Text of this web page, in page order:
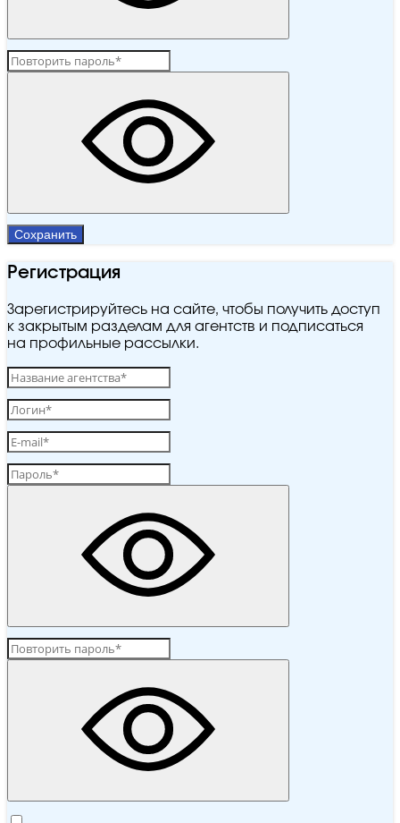
Сохранить
Регистрация
Зарегистрируйтесь на сайте, чтобы получить доступ
к закрытым разделам для агентств и подписаться
на профильные рассылки.